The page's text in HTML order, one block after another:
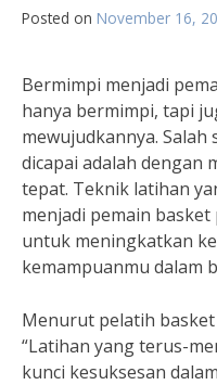
Posted on November 16,
Bermimpi menjadi
hanya bermimpi, tapi
mewujudkannya.
dicapai adalah dengan
tepat. Teknik latihan
menjadi pemain
untuk meningkatkan
kemampuanmu dalam
Menurut pelatih basket
“Latihan yang terus-
kunci kesuksesan